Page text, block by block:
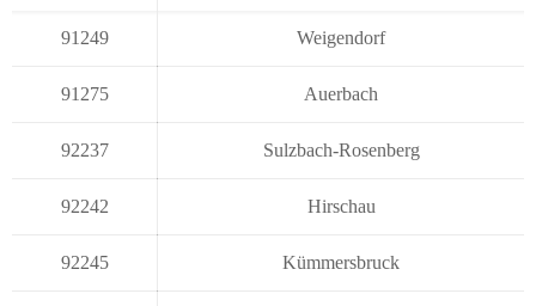
91249 Weigendorf
91275 Auerbach
92237 Sulzbach-Rosenberg
92242 Hirschau
92245 Kümmersbruck